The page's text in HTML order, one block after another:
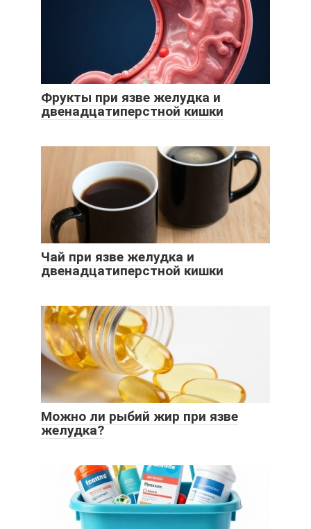
Фрукты при язве желудка и
двенадцатиперстной кишки
Чай при язве желудка и
двенадцатиперстной кишки
Можно ли рыбий жир при язве
желудка?